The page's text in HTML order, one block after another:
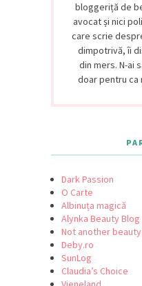
bloggeriță de
avocat și nici
care scrie
dimpotrivă, îi
din mers. N-ai
doar pentru ca
Dark Passion
O Carte
Albinuța magică
Alynka Beauty Blog
Not another
Deby.ro
SunLog
Claudia’s Choice